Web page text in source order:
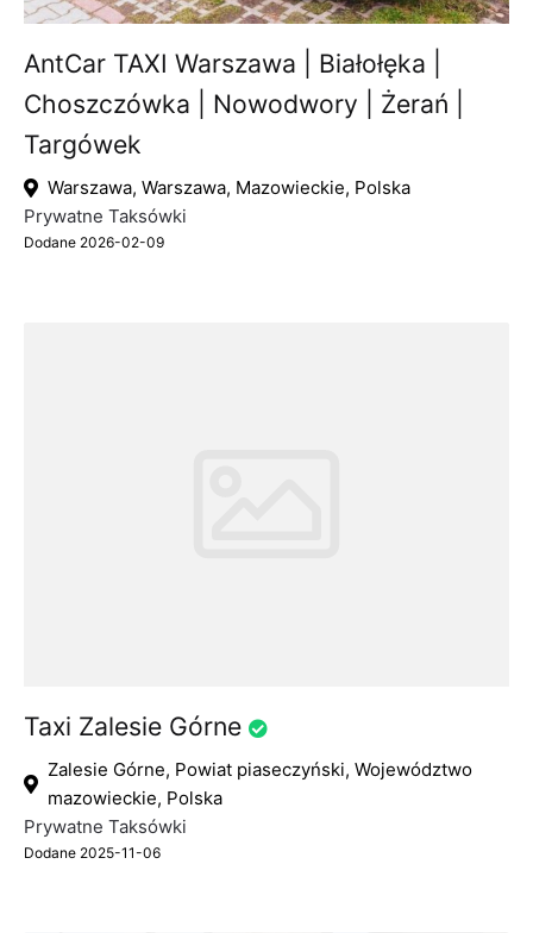
AntCar TAXI Warszawa | Białołęka |
Choszczówka | Nowodwory | Żerań |
Targówek
Warszawa, Warszawa, Mazowieckie, Polska
Prywatne Taksówki
Dodane 2026-02-09
Taxi Zalesie Górne
Zalesie Górne, Powiat piaseczyński, Województwo
mazowieckie, Polska
Prywatne Taksówki
Dodane 2025-11-06